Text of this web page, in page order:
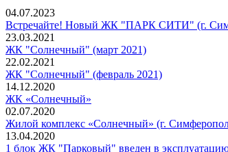
04.07.2023
Встречайте! Новый ЖК "ПАРК СИТИ" (г.
23.03.2021
ЖК "Солнечный" (март 2021)
22.02.2021
ЖК "Солнечный" (февраль 2021)
14.12.2020
ЖК «Солнечный»
02.07.2020
Жилой комплекс «Солнечный» (г.
13.04.2020
1 блок ЖК "Парковый" введен в